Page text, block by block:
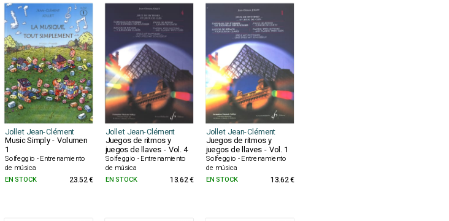
Jollet Jean-Clément Jollet Jean-Clément Jollet Jean-Clément
Music Simply - Volumen
1
Solfeggio - Entrenamiento
de música
Juegos de ritmos y
juegos de llaves - Vol. 4
Solfeggio - Entrenamiento
de música
Juegos de ritmos y
juegos de llaves - Vol. 1
Solfeggio - Entrenamiento
de música
EN STOCK 23.52 € EN STOCK 13.62 € EN STOCK 13.62 €